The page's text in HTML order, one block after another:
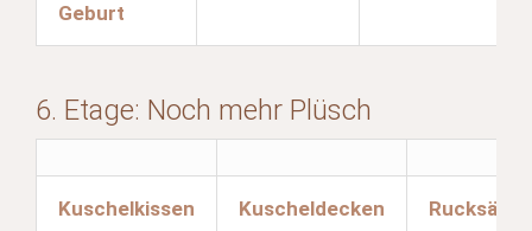
Geburt
6. Etage: Noch mehr Plüsch
Kuschelkissen
Kuscheldecken
Rucksäcke